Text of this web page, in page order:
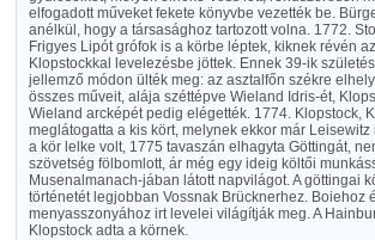
elfogadott műveket fekete könyvbe vezették be.
anélkül, hogy a társasághoz tartozott volna. 1772.
Frigyes Lipót grófok is a körbe léptek, kiknek révén
Klopstockkal levelezésbe jöttek. Ennek 39-ik
jellemző módon ülték meg: az asztalfőn székre
összes műveit, alája széttépve Wieland Idris-ét,
Wieland arcképét pedig elégették. 1774. Klopstock,
meglátogatta a kis kört, melynek ekkor már Leisewitz
a kör lelke volt, 1775 tavaszán elhagyta Göttingát,
szövetség fölbomlott, ár még egy ideig költői
Musenalmanach-jában látott napvilágot. A göttingai
történetét legjobban Vossnak Brücknerhez. Boiehoz
menyasszonyához irt levelei világítják meg. A
Klopstock adta a körnek.